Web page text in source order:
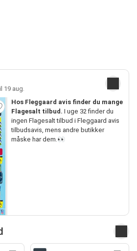
19 aug.
Hos Fleggaard avis finder du mange
Flagesalt tilbud. I uge 32 finder du
ingen Flagesalt tilbud i Fleggaard avis
tilbudsavis, mens andre butikker
måske har dem.👀